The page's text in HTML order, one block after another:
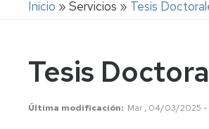
Colecciones
Estrategia
de
de
datos
Tesis
Ruta
Inicio Servicios Tesis
Tesis
Última modificación Mar , 04/03/2025 -